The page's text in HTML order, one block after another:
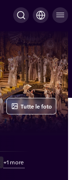
+1 more
Tutte le foto